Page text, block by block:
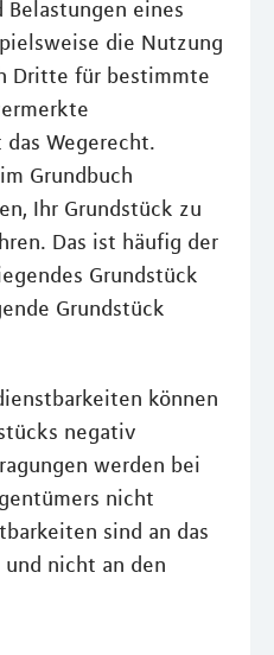
Belastungen eines
die Nutzung
Dritte für bestimmte
Wegerecht.
Grundbuch
Ihr Grundstück zu
Das ist häufig der
Grundstück
Grundstück
können
negativ
werden bei
nicht
sind an das
nicht an den